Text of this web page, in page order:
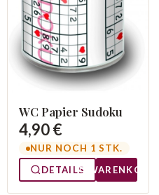
WC Papier Sudoku
4,90 €
NUR NOCH 1 STK.
DETAILS
WARENKORB